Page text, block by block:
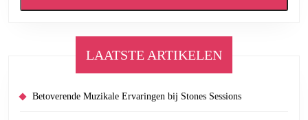
LAATSTE ARTIKELEN
Betoverende Muzikale Ervaringen bij Stones Sessions